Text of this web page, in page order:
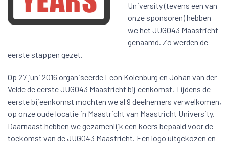
University (tevens een van
onze sponsoren) hebben
we het JUG043 Maastricht
genaamd. Zo werden de
eerste stappen gezet.
Op 27 juni 2016 organiseerde Leon Kolenburg en Johan van der
Velde de eerste JUG043 Maastricht bij eenkomst. Tijdens de
eerste bijeenkomst mochten we al 9 deelnemers verwelkomen,
op onze oude locatie in Maastricht van Maastricht University.
Daarnaast hebben we gezamenlijk een koers bepaald voor de
toekomst van de JUG043 Maastricht. Een logo uitgekozen en